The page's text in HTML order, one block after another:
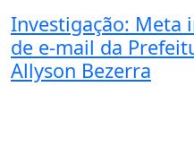
Investigação: Meta
de e-mail da
Allyson Bezerra